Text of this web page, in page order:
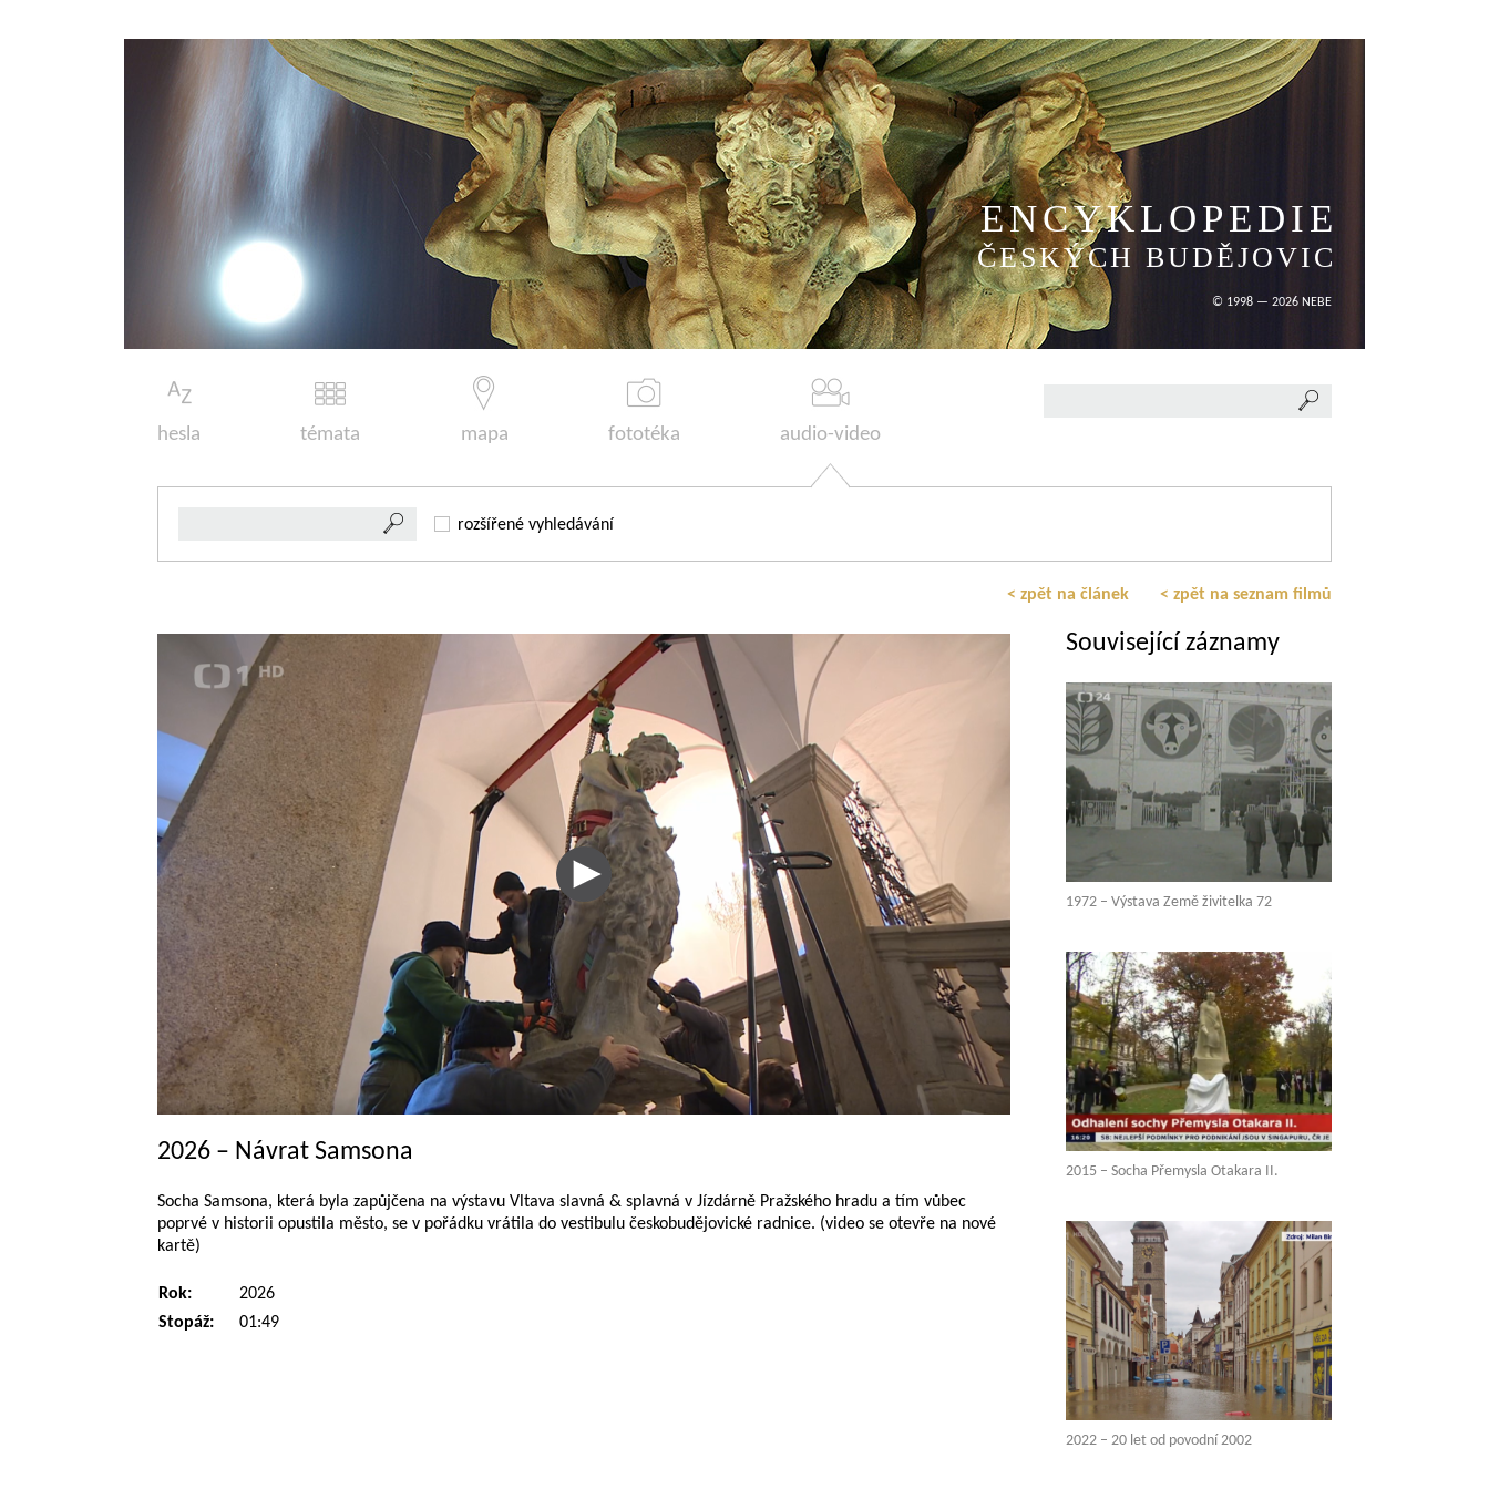
ENCYKLOPEDIE
ČESKÝCH BUDĚJOVIC
© 1998 — 2026 NEBE
hesla témata mapa fototéka audio-video
rozšířené vyhledávání
< zpět na článek < zpět na seznam filmů
2026 – Návrat Samsona
Socha Samsona, která byla zapůjčena na výstavu Vltava slavná & splavná v Jízdárně Pražského hradu a tím vůbec
poprvé v historii opustila město, se v pořádku vrátila do vestibulu českobudějovické radnice. (video se otevře na nové
kartě)
Rok:
2026
Stopáž:
01:49
Související záznamy
1972 – Výstava Země živitelka 72
2015 – Socha Přemysla Otakara II.
2022 – 20 let od povodní 2002